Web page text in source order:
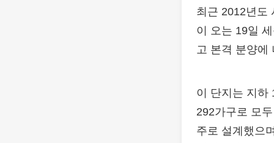
최근 2012년도
이 오는 19일
고 본격 분양에
이 단지는 지하
292가구로 모
주로 설계했으